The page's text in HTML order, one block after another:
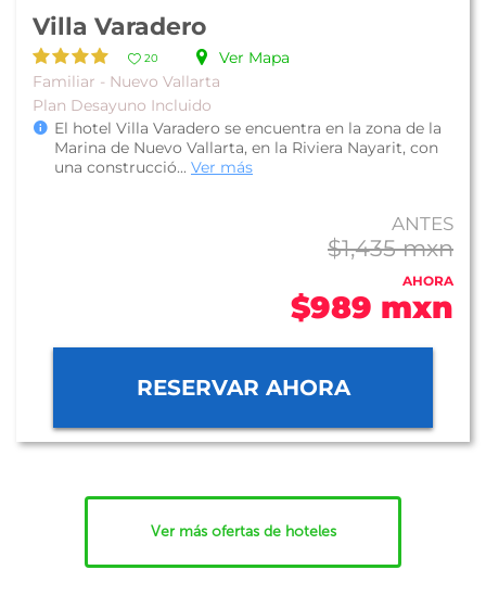
Villa Varadero
20
Ver Mapa
Familiar - Nuevo Vallarta
Plan Desayuno Incluido
El hotel Villa Varadero se encuentra en la zona de la
Marina de Nuevo Vallarta, en la Riviera Nayarit, con
una construcció... Ver más
ANTES
$1,435 mxn
AHORA
$989 mxn
RESERVAR AHORA
Ver más ofertas de hoteles